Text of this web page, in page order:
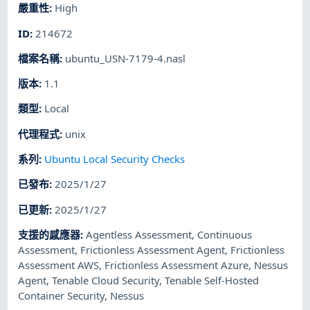
嚴重性: High
ID: 214672
檔案名稱: ubuntu_USN-7179-4.nasl
版本: 1.1
類型: Local
代理程式: unix
系列 : Ubuntu Local Security Checks
已發布:2025/1/27
已更新: 2025/1/27
支援的感應器:Agentless Assessment, Continuous
Assessment, Frictionless Assessment Agent, Frictionless
Assessment AWS, Frictionless Assessment Azure, Nessus
Agent,Tenable Cloud Security,Tenable Self-Hosted
Container Security, Nessus